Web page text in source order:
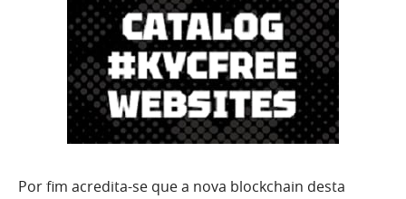
Por fim acredita-se que a nova blockchain desta